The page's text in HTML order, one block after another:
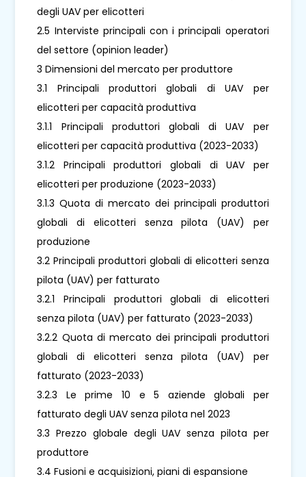
degli UAV per elicotteri
2.5 Interviste principali con i principali operatori
del settore (opinion leader)
3 Dimensioni del mercato per produttore
3.1 Principali produttori globali di UAV per
elicotteri per capacità produttiva
3.1.1 Principali produttori globali di UAV per
elicotteri per capacità produttiva (2023-2033)
3.1.2 Principali produttori globali di UAV per
elicotteri per produzione (2023-2033)
3.1.3 Quota di mercato dei principali produttori
globali di elicotteri senza pilota (UAV) per
produzione
3.2 Principali produttori globali di elicotteri senza
pilota (UAV) per fatturato
3.2.1 Principali produttori globali di elicotteri
senza pilota (UAV) per fatturato (2023-2033)
3.2.2 Quota di mercato dei principali produttori
globali di elicotteri senza pilota (UAV) per
fatturato (2023-2033)
3.2.3 Le prime 10 e 5 aziende globali per
fatturato degli UAV senza pilota nel 2023
3.3 Prezzo globale degli UAV senza pilota per
produttore
3.4 Fusioni e acquisizioni, piani di espansione